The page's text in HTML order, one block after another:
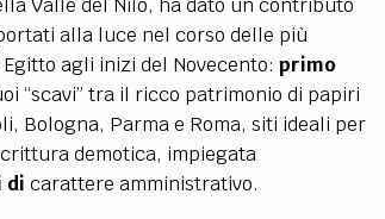
Valle del Nilo, ha dato un contributo
alla luce nel corso delle più
agli inizi del Novecento: primo
“scavi” tra il ricco patrimonio di papiri
Bologna, Parma e Roma, siti ideali per
demotica, impiegata
di carattere amministrativo.